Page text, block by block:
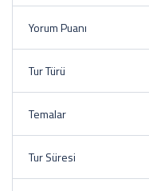
Yorum Puanı
Tur Türü
Temalar
Tur Süresi